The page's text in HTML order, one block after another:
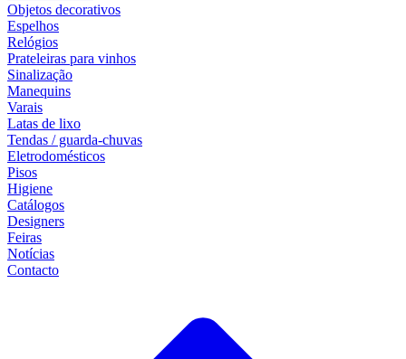
Objetos decorativos
Espelhos
Relógios
Prateleiras para vinhos
Sinalização
Manequins
Varais
Latas de lixo
Tendas / guarda-chuvas
Eletrodomésticos
Pisos
Higiene
Catálogos
Designers
Feiras
Notícias
Contacto